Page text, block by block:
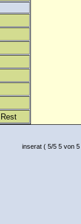
inserat( 5/5 5 von 5